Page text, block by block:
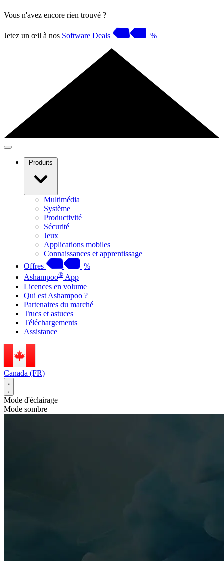
Vous n'avez encore rien trouvé ?
Jetez un œil à nos Software Deals %
Produits
Multimédia
Système
Productivité
Sécurité
Jeux
Applications mobiles
Connaissances et apprentissage
Offres
%
Ashampoo® App
Licences en volume
Qui est Ashampoo ?
Partenaires du marché
Trucs et astuces
Téléchargements
Assistance
Canada (FR)
Mode d'éclairage
Mode sombre